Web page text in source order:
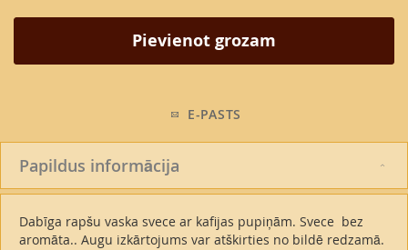
Pievienot grozam
E-PASTS
Papildus informācija
Dabīga rapšu vaska svece ar kafijas pupiņām. Svece bez
aromāta.. Augu izkārtojums var atškirties no bildē redzamā.